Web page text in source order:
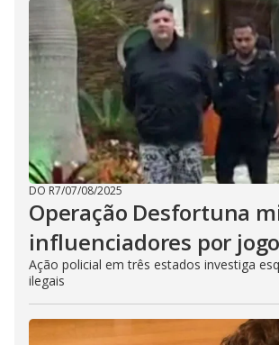
DO R7/07/08/2025
Operação Desfortuna
influenciadores por
Ação policial em três estados investiga
ilegais